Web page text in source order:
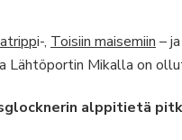
i-, Toisiin maisemiin – ja
Lähtöportin Mikalla on
alppitietä